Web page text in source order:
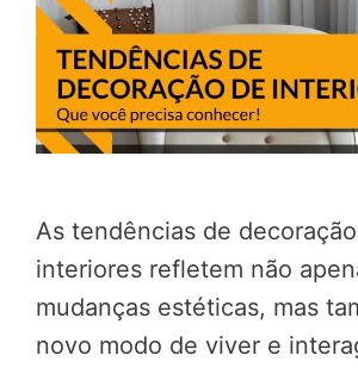
As tendências de
interiores refletem não
mudanças estéticas, mas
novo modo de viver e